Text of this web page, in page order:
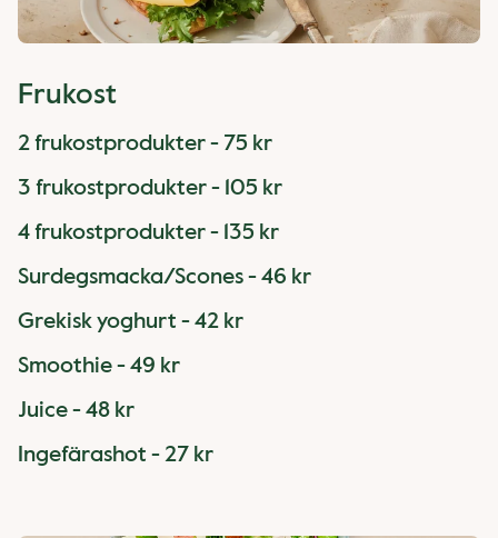
Frukost
2 frukostprodukter - 75 kr
3 frukostprodukter - 105 kr
4 frukostprodukter - 135 kr
Surdegsmacka/Scones - 46 kr
Grekisk yoghurt - 42 kr
Smoothie - 49 kr
Juice - 48 kr
Ingefärashot - 27 kr